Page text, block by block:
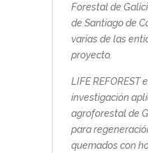
Forestal de
de Santiago de
varias de las
proyecto.
LIFE REFOREST
investigación
agroforestal de
para
quemados con